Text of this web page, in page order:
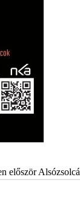
először